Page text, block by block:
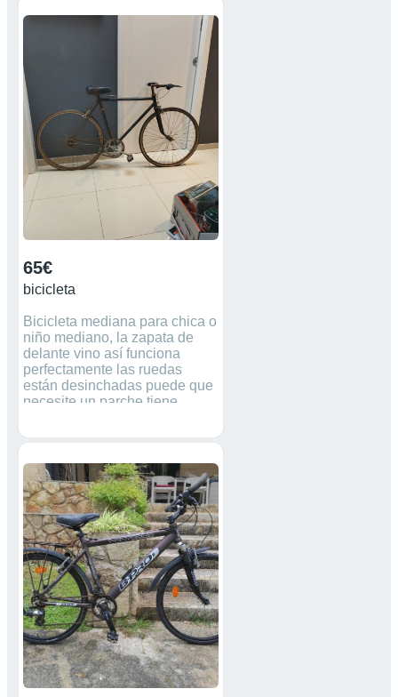
65€
bicicleta
Bicicleta mediana para chica o
niño mediano, la zapata de
delante vino así funciona
perfectamente las ruedas
están desinchadas puede que
necesite un parche tiene
funcionan perfectamente